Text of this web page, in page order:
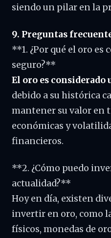
siendo un pilar en la
9. Preguntas
**1. ¿Por qué el oro es
seguro?**
El oro es considerado
debido a su histórica
mantener su valor en
económicas y
financieros.
**2. ¿Cómo puedo
actualidad?**
Hoy en día, existen
invertir en oro, como
físicos, monedas de